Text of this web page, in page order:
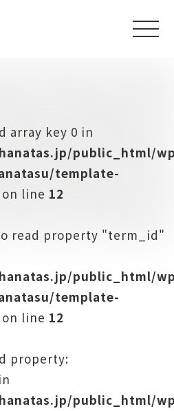
array key 0 in
public_html/
template-
on line 12
read property "term_id"
public_html/
template-
on line 12
property:
public_html/